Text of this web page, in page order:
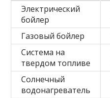
Электрический
бойлер
Газовый бойлер
Система на
твердом топливе
Солнечный
водонагреватель